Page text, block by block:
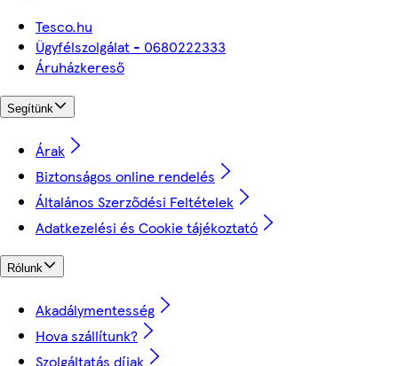
Tesco.hu
Ügyfélszolgálat - 0680222333
Áruházkereső
Segítünk
Árak
Biztonságos online rendelés
Általános Szerződési Feltételek
Adatkezelési és Cookie tájékoztató
Rólunk
Akadálymentesség
Hova szállítunk?
Szolgáltatás díjak